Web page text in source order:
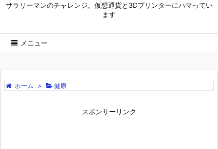
サラリーマンのチャレンジ。仮想通貨と3Dプリンターにハマってい
ます
メニュー
ホーム > 健康
スポンサーリンク